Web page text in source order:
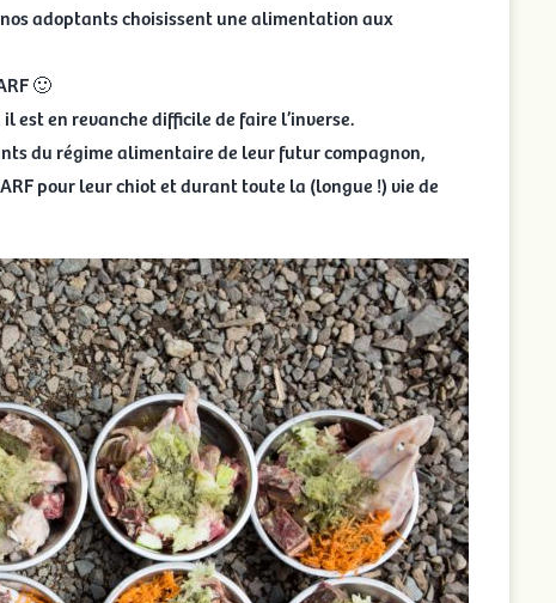
adoptants choisissent une alimentation aux
🙂
est en revanche difficile de faire l’inverse.
du régime alimentaire de leur futur compagnon,
pour leur chiot et durant toute la (longue !) vie de